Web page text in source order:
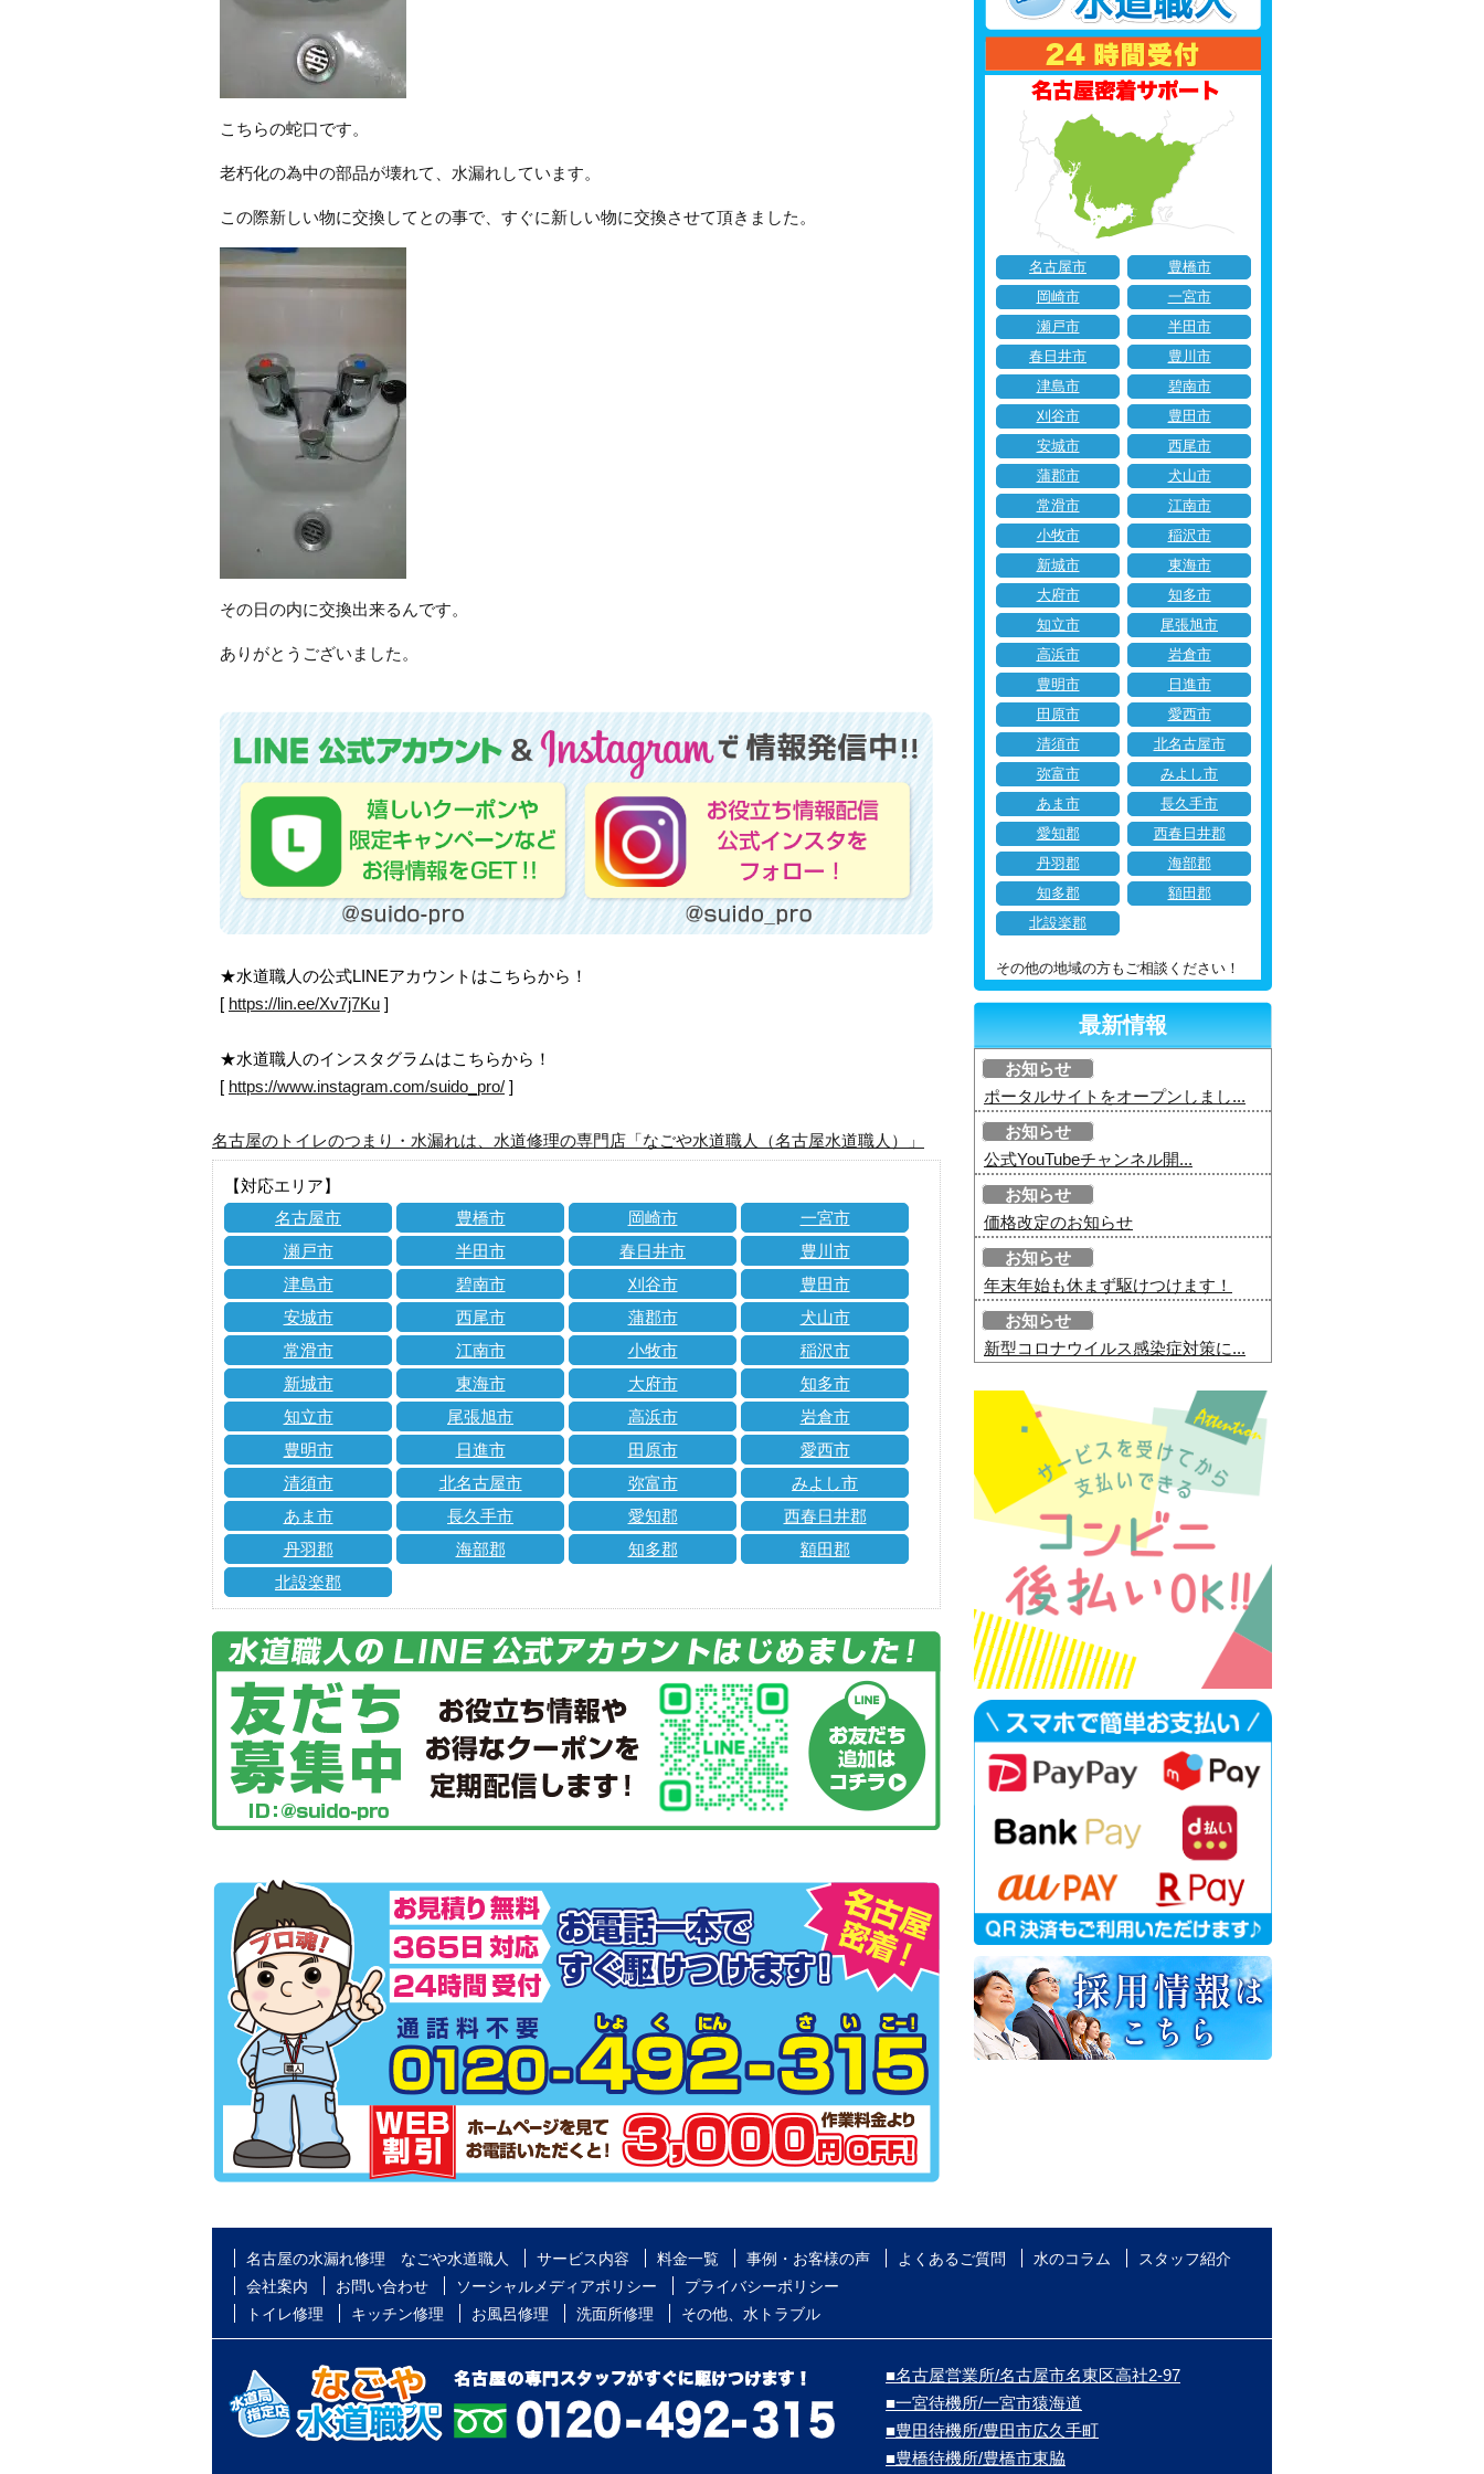
こちらの蛇口です。
老朽化の為中の部品が壊れて、水漏れしています。
この際新しい物に交換してとの事で、すぐに新しい物に交換させて頂きました。
その日の内に交換出来るんです。
ありがとうございました。
★水道職人の公式LINEアカウントはこちらから！
[ https://lin.ee/Xv7j7Ku ]
★水道職人のインスタグラムはこちらから！
[ https://www.instagram.com/suido_pro/ ]
名古屋のトイレのつまり・水漏れは、水道修理の専門店「なごや水道職人（名古屋水道職人）」
【対応エリア】
名古屋市
豊橋市 岡崎市
一宮市
瀬戸市
半田市 春日井市
豊川市
津島市
碧南市 刈谷市
豊田市
安城市
西尾市 蒲郡市
犬山市
常滑市
江南市 小牧市
稲沢市
新城市
東海市 大府市
知多市
知立市
尾張旭市 高浜市
岩倉市
豊明市
日進市 田原市
愛西市
清須市
北名古屋市 弥富市
みよし市
あま市
長久手市 愛知郡
西春日井郡
丹羽郡
海部郡 知多郡
額田郡
北設楽郡
名古屋市
豊橋市
岡崎市
一宮市
瀬戸市
半田市
春日井市
豊川市
津島市
碧南市
刈谷市
豊田市
安城市
西尾市
蒲郡市
犬山市
常滑市
江南市
小牧市
稲沢市
新城市
東海市
大府市
知多市
知立市
尾張旭市
高浜市
岩倉市
豊明市
日進市
田原市
愛西市
清須市
北名古屋市
弥富市
みよし市
あま市
長久手市
愛知郡
西春日井郡
丹羽郡
海部郡
知多郡
額田郡
北設楽郡
その他の地域の方もご相談ください！
最新情報
お知らせ
ポータルサイトをオープンしまし...
お知らせ
公式YouTubeチャンネル開...
お知らせ
価格改定のお知らせ
お知らせ
年末年始も休まず駆けつけます！
お知らせ
新型コロナウイルス感染症対策に...
名古屋の水漏れ修理 なごや水道職人 サービス内容 料金一覧 事例・お客様の声 よくあるご質問 水のコラム
スタッフ紹介
会社案内
お問い合わせ ソーシャルメディアポリシー
プライバシーポリシー
トイレ修理
キッチン修理 お風呂修理 洗面所修理 その他、水トラブル
■名古屋営業所/名古屋市名東区高社2-97
■一宮待機所/一宮市猿海道
■豊田待機所/豊田市広久手町
■豊橋待機所/豊橋市東脇